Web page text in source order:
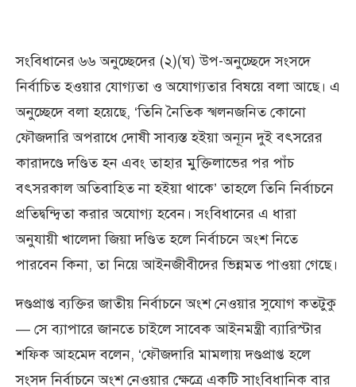
সংবিধানের ৬৬ অনুচ্ছেদের (২)(ঘ) উপ-অনুচ্ছেদে সংসদে
নির্বাচিত হওয়ার যোগ্যতা ও অযোগ্যতার বিষয়ে বলা আছে। এ
অনুচ্ছেদে বলা হয়েছে, ‘তিনি নৈতিক স্খলনজনিত কোনো
ফৌজদারি অপরাধে দোষী সাব্যস্ত হইয়া অন্যূন দুই বৎসরের
কারাদণ্ডে দণ্ডিত হন এবং তাহার মুক্তিলাভের পর পাঁচ
বৎসরকাল অতিবাহিত না হইয়া থাকে’ তাহলে তিনি নির্বাচনে
প্রতিদ্বন্দ্বিতা করার অযোগ্য হবেন। সংবিধানের এ ধারা
অনুযায়ী খালেদা জিয়া দণ্ডিত হলে নির্বাচনে অংশ নিতে
পারবেন কিনা, তা নিয়ে আইনজীবীদের ভিন্নমত পাওয়া গেছে।
দণ্ডপ্রাপ্ত ব্যক্তির জাতীয় নির্বাচনে অংশ নেওয়ার সুযোগ কতটুকু
— সে ব্যাপারে জানতে চাইলে সাবেক আইনমন্ত্রী ব্যারিস্টার
শফিক আহমেদ বলেন, ‘ফৌজদারি মামলায় দণ্ডপ্রাপ্ত হলে
সংসদ নির্বাচনে অংশ নেওয়ার ক্ষেত্রে একটি সাংবিধানিক বার